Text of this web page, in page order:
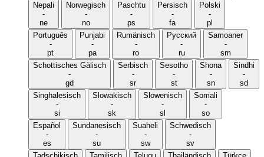
Nepali
-
ne
Norwegisch
-
no
Paschtu
-
ps
Persisch
-
fa
Polski
-
pl
Português
-
pt
Punjabi
-
pa
Rumänisch
-
ro
Русский
-
ru
Samoaner
-
sm
Schottisches Gälisch
-
gd
Serbisch
-
sr
Sesotho
-
st
Shona
-
sn
Sindhi
-
sd
Singhalesisch
-
si
Slowakisch
-
sk
Slowenisch
-
sl
Somali
-
so
Español
-
es
Sundanesisch
-
su
Suaheli
-
sw
Schwedisch
-
sv